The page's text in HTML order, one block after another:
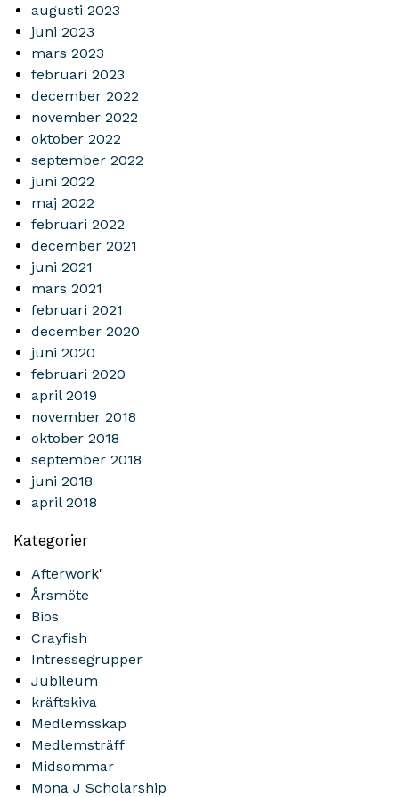
augusti 2023
juni 2023
mars 2023
februari 2023
december 2022
november 2022
oktober 2022
september 2022
juni 2022
maj 2022
februari 2022
december 2021
juni 2021
mars 2021
februari 2021
december 2020
juni 2020
februari 2020
april 2019
november 2018
oktober 2018
september 2018
juni 2018
april 2018
Kategorier
Afterwork'
Årsmöte
Bios
Crayfish
Intressegrupper
Jubileum
kräftskiva
Medlemsskap
Medlemsträff
Midsommar
Mona J Scholarship